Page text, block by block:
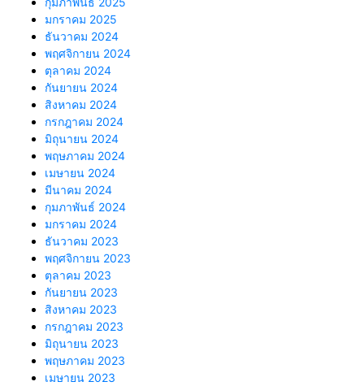
มกราคม 2025
ธันวาคม 2024
พฤศจิกายน 2024
ตุลาคม 2024
กันยายน 2024
สิงหาคม 2024
กรกฎาคม 2024
มิถุนายน 2024
พฤษภาคม 2024
เมษายน 2024
มีนาคม 2024
กุมภาพันธ์ 2024
มกราคม 2024
ธันวาคม 2023
พฤศจิกายน 2023
ตุลาคม 2023
กันยายน 2023
สิงหาคม 2023
กรกฎาคม 2023
มิถุนายน 2023
พฤษภาคม 2023
เมษายน 2023